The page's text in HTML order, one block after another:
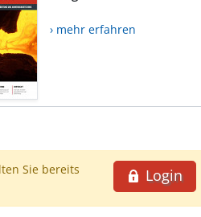
› mehr erfahren
Login
Sie bereits